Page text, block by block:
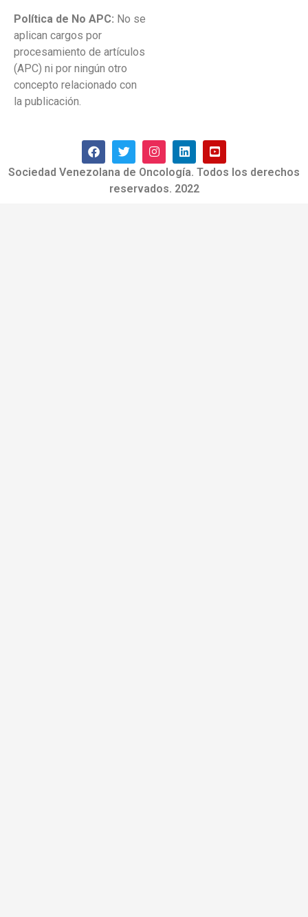
Política de No APC: No se
aplican cargos por
procesamiento de artículos
(APC) ni por ningún otro
concepto relacionado con
la publicación.
Sociedad Venezolana de Oncología. Todos los derechos
reservados. 2022